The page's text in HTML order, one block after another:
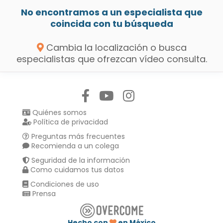
No encontramos a un especialista que
coincida con tu búsqueda
Cambia la localización o busca
especialistas que ofrezcan vídeo consulta.
Quiénes somos
Política de privacidad
Preguntas más frecuentes
Recomienda a un colega
Seguridad de la información
Como cuidamos tus datos
Condiciones de uso
Prensa